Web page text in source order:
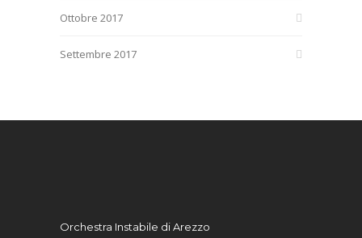
Ottobre 2017
Settembre 2017
Orchestra Instabile di Arezzo